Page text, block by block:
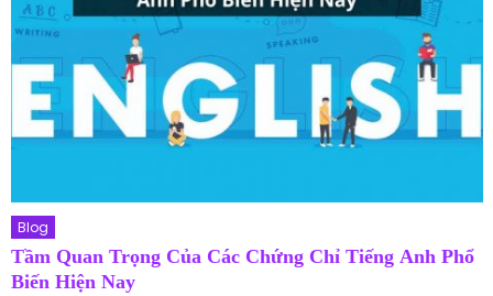
Blog
Tầm Quan Trọng Của Các Chứng Chỉ Tiếng Anh Phổ
Biến Hiện Nay